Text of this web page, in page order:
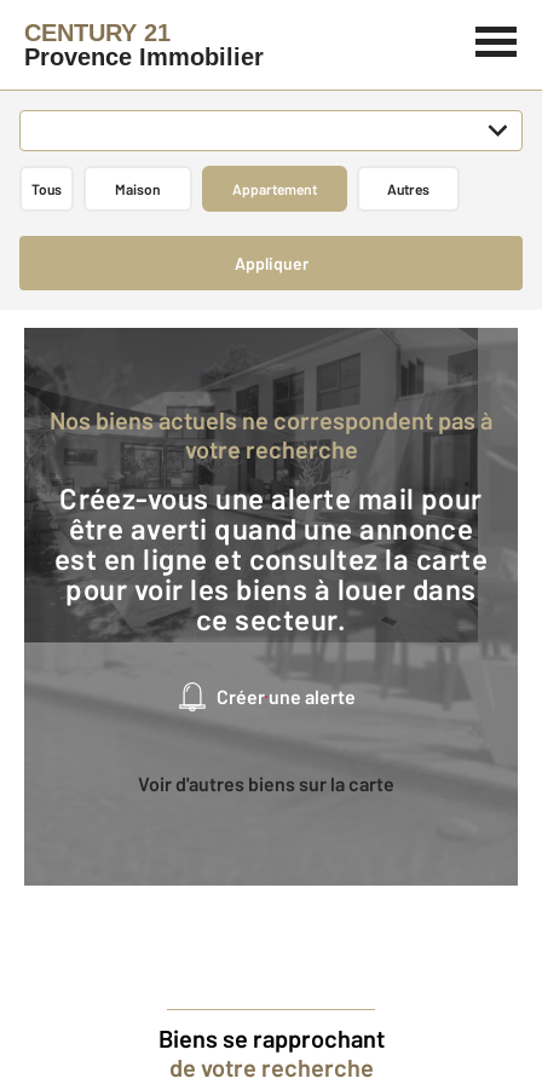
CENTURY 21
Provence Immobilier
Tous Maison Appartement Autres
Appliquer
Nos biens actuels ne correspondent pas à
votre recherche
Créez-vous une alerte mail pour
être averti quand une annonce
est en ligne et consultez la carte
pour voir les biens à louer dans
ce secteur.
Créer une alerte
Voir d'autres biens sur la carte
Biens se rapprochant
de votre recherche